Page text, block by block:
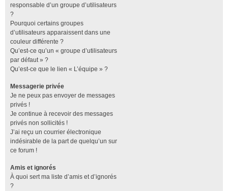
responsable d’un groupe d’utilisateurs
?
Pourquoi certains groupes
d’utilisateurs apparaissent dans une
couleur différente ?
Qu’est-ce qu’un « groupe d’utilisateurs
par défaut » ?
Qu’est-ce que le lien « L’équipe » ?
Messagerie privée
Je ne peux pas envoyer de messages
privés !
Je continue à recevoir des messages
privés non sollicités !
J’ai reçu un courrier électronique
indésirable de la part de quelqu’un sur
ce forum !
Amis et ignorés
À quoi sert ma liste d’amis et d’ignorés
?